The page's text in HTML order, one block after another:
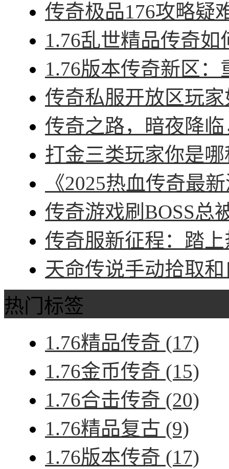
传奇极品176攻略疑
1.76乱世精品传奇
1.76版本传奇新区
传奇私服开放区玩
传奇之路，暗夜降
打金三类玩家你是
《2025热血传奇最
传奇游戏刷BOSS总
传奇服新征程：踏
天命传说手动拾取
热门标签
1.76精品传奇 (17)
1.76金币传奇 (15)
1.76合击传奇 (20)
1.76精品复古 (9)
1.76版本传奇 (17)